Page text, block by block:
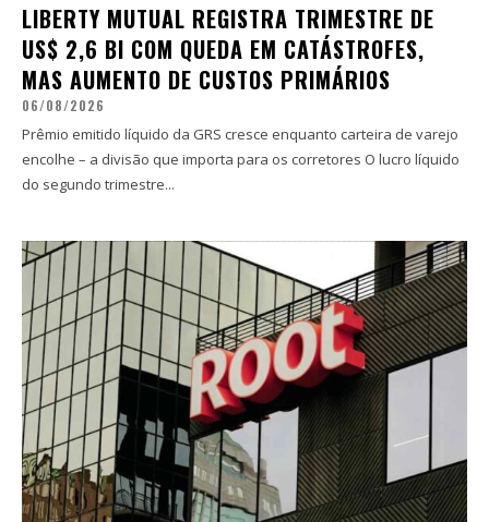
LIBERTY MUTUAL REGISTRA TRIMESTRE DE
US$ 2,6 BI COM QUEDA EM CATÁSTROFES,
MAS AUMENTO DE CUSTOS PRIMÁRIOS
06/08/2026
Prêmio emitido líquido da GRS cresce enquanto carteira de varejo
encolhe – a divisão que importa para os corretores O lucro líquido
do segundo trimestre...